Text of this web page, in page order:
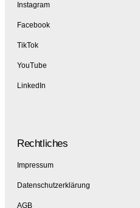
Instagram
Facebook
TikTok
YouTube
LinkedIn
Rechtliches
Impressum
Datenschutzerklärung
AGB